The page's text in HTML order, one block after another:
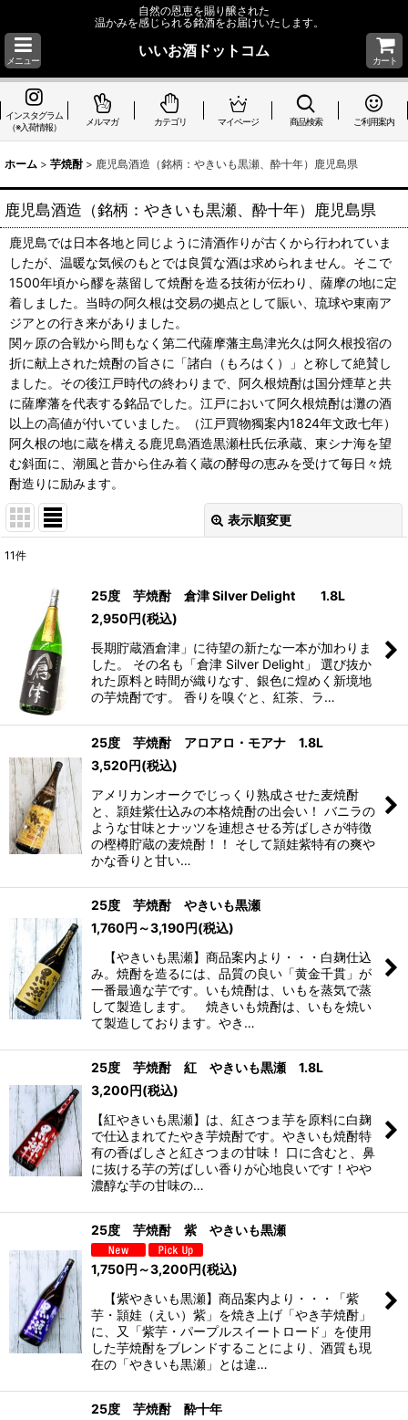
自然の恩恵を賜り醸された
温かみを感じられる銘酒をお届けいたします。
メニュー
いいお酒ドットコム
カート
インスタグラム
（※入荷情報）
メルマガ カテゴリ マイページ 商品検索 ご利用案内
ホーム > 芋焼酎 > 鹿児島酒造（銘柄：やきいも黒瀬、酔十年）鹿児島県
鹿児島酒造（銘柄：やきいも黒瀬、酔十年）鹿児島県
鹿児島では日本各地と同じように清酒作りが古くから行われていま
したが、温暖な気候のもとでは良質な酒は求められません。そこで
1500年頃から醪を蒸留して焼酎を造る技術が伝わり、薩摩の地に定
着しました。当時の阿久根は交易の拠点として賑い、琉球や東南ア
ジアとの行き来がありました。
関ヶ原の合戦から間もなく第二代薩摩藩主島津光久は阿久根投宿の
折に献上された焼酎の旨さに「諸白（もろはく）」と称して絶賛し
ました。その後江戸時代の終わりまで、阿久根焼酎は国分煙草と共
に薩摩藩を代表する銘品でした。江戸において阿久根焼酎は灘の酒
以上の高値が付いていました。（江戸買物獨案内1824年文政七年）
阿久根の地に蔵を構える鹿児島酒造黒瀬杜氏伝承蔵、東シナ海を望
む斜面に、潮風と昔から住み着く蔵の酵母の恵みを受けて毎日々焼
酎造りに励みます。
表示順変更
並び順:
絞り込む
11件
25度 芋焼酎 倉津 Silver Delight 1.8L
2,950円(税込)
長期貯蔵酒倉津」に待望の新たな一本が加わりま
した。 その名も「倉津 Silver Delight」 選び抜か
れた原料と時間が織りなす、銀色に煌めく新境地
の芋焼酎です。 香りを嗅ぐと、紅茶、ラ…
25度 芋焼酎 アロアロ・モアナ 1.8L
3,520円(税込)
アメリカンオークでじっくり熟成させた麦焼酎
と、頴娃紫仕込みの本格焼酎の出会い！ バニラの
ような甘味とナッツを連想させる芳ばしさが特徴
の樫樽貯蔵の麦焼酎！！ そして頴娃紫特有の爽や
かな香りと甘い…
25度 芋焼酎 やきいも黒瀬
1,760円 ～3,190円(税込)
【やきいも黒瀬】商品案内より・・・白麹仕込
み。焼酎を造るには、品質の良い「黄金千貫」が
一番最適な芋です。いも焼酎は、いもを蒸気で蒸
して製造します。 焼きいも焼酎は、いもを焼い
て製造しております。やき…
25度 芋焼酎 紅 やきいも黒瀬 1.8L
3,200円(税込)
【紅やきいも黒瀬】は、紅さつま芋を原料に白麹
で仕込まれてたやき芋焼酎です。やきいも焼酎特
有の香ばしさと紅さつまの甘味！ 口に含むと、鼻
に抜ける芋の芳ばしい香りが心地良いです！やや
濃醇な芋の甘味の…
25度 芋焼酎 紫 やきいも黒瀬
1,750円 ～3,200円(税込)
【紫やきいも黒瀬】商品案内より・・・「紫
芋・頴娃（えい）紫」を焼き上げ「やき芋焼酎」
に、又「紫芋・パープルスイートロード」を使用
した芋焼酎をブレンドすることにより、酒質も現
在の「やきいも黒瀬」とは違…
25度 芋焼酎 酔十年